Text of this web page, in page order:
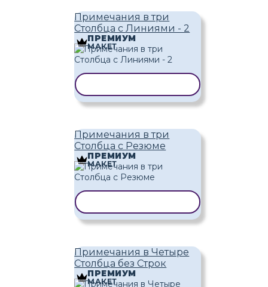
Примечания в три
Столбца с Линиями - 2
ПРЕМИУМ
МАКЕТ
Примечания в три
Столбца с Резюме
ПРЕМИУМ
МАКЕТ
Примечания в Четыре
Столбца без Строк
ПРЕМИУМ
МАКЕТ